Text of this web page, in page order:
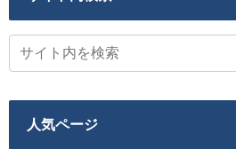
人気ページ